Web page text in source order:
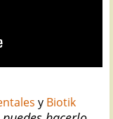
y Biotik